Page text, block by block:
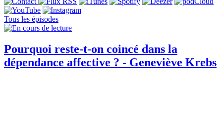
Tous les épisodes
Pourquoi reste-t-on coincé dans la
dépendance affective ? - Geneviève Krebs